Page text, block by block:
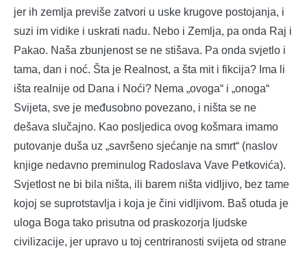
jer ih zemlja previše zatvori u uske krugove postojanja, i
suzi im vidike i uskrati nadu. Nebo i Zemlja, pa onda Raj i
Pakao. Naša zbunjenost se ne stišava. Pa onda svjetlo i
tama, dan i noć. Šta je Realnost, a šta mit i fikcija? Ima li
išta realnije od Dana i Noći? Nema „ovoga“ i „onoga“
Svijeta, sve je međusobno povezano, i ništa se ne
dešava slučajno. Kao posljedica ovog košmara imamo
putovanje duša uz „savršeno sjećanje na smrt“ (naslov
knjige nedavno preminulog Radoslava Vave Petkovića).
Svjetlost ne bi bila ništa, ili barem ništa vidljivo, bez tame
kojoj se suprotstavlja i koja je čini vidljivom. Baš otuda je
uloga Boga tako prisutna od praskozorja ljudske
civilizacije, jer upravo u toj centriranosti svijeta od strane